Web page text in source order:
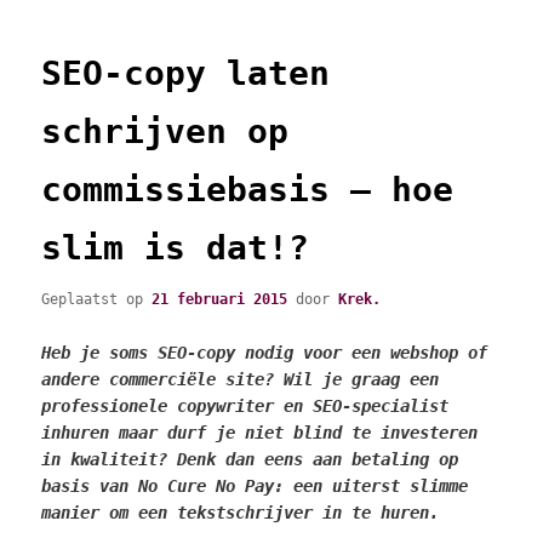
SEO-copy laten
schrijven op
commissiebasis – hoe
slim is dat!?
Geplaatst op21 februari 2015 doorKrek.
Heb je soms SEO-copy nodig voor een webshop of
andere commerciële site? Wil je graag een
professionele copywriter en SEO-specialist
inhuren maar durf je niet blind te investeren
in kwaliteit? Denk dan eens aan betaling op
basis van No Cure No Pay: een uiterst slimme
manier om een tekstschrijver in te huren.